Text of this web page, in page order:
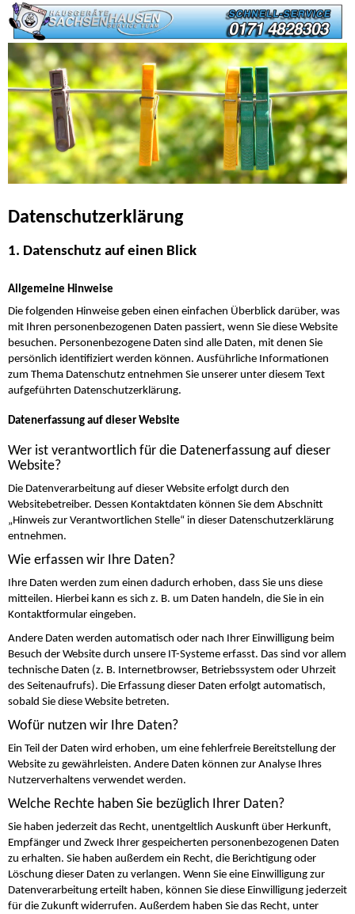
Datenschutz­erklärung
1. Datenschutz auf einen Blick
Allgemeine Hinweise
Die folgenden Hinweise geben einen einfachen Überblick darüber, was
mit Ihren personenbezogenen Daten passiert, wenn Sie diese Website
besuchen. Personenbezogene Daten sind alle Daten, mit denen Sie
persönlich identifiziert werden können. Ausführliche Informationen
zum Thema Datenschutz entnehmen Sie unserer unter diesem Text
aufgeführten Datenschutzerklärung.
Datenerfassung auf dieser Website
Wer ist verantwortlich für die Datenerfassung auf dieser
Website?
Die Datenverarbeitung auf dieser Website erfolgt durch den
Websitebetreiber. Dessen Kontaktdaten können Sie dem Abschnitt
„Hinweis zur Verantwortlichen Stelle“ in dieser Datenschutzerklärung
entnehmen.
Wie erfassen wir Ihre Daten?
Ihre Daten werden zum einen dadurch erhoben, dass Sie uns diese
mitteilen. Hierbei kann es sich z. B. um Daten handeln, die Sie in ein
Kontaktformular eingeben.
Andere Daten werden automatisch oder nach Ihrer Einwilligung beim
Besuch der Website durch unsere IT-Systeme erfasst. Das sind vor allem
technische Daten (z. B. Internetbrowser, Betriebssystem oder Uhrzeit
des Seitenaufrufs). Die Erfassung dieser Daten erfolgt automatisch,
sobald Sie diese Website betreten.
Wofür nutzen wir Ihre Daten?
Ein Teil der Daten wird erhoben, um eine fehlerfreie Bereitstellung der
Website zu gewährleisten. Andere Daten können zur Analyse Ihres
Nutzerverhaltens verwendet werden.
Welche Rechte haben Sie bezüglich Ihrer Daten?
Sie haben jederzeit das Recht, unentgeltlich Auskunft über Herkunft,
Empfänger und Zweck Ihrer gespeicherten personenbezogenen Daten
zu erhalten. Sie haben außerdem ein Recht, die Berichtigung oder
Löschung dieser Daten zu verlangen. Wenn Sie eine Einwilligung zur
Datenverarbeitung erteilt haben, können Sie diese Einwilligung jederzeit
für die Zukunft widerrufen. Außerdem haben Sie das Recht, unter